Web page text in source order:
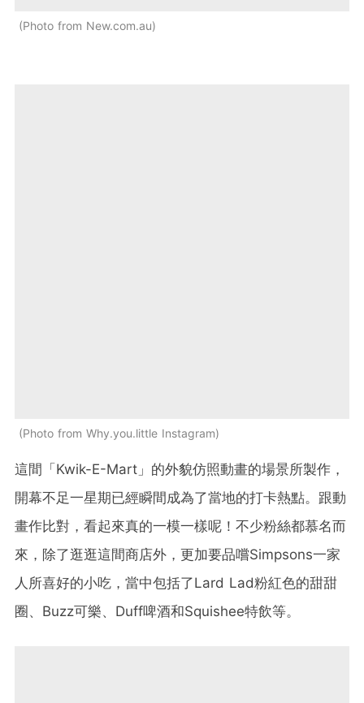
Photo from New.com.au
Photo from Why.you.little Instagram
這間「Kwik-E-Mart」的外貌仿照動畫的場景所製作，
開幕不足一星期已經瞬間成為了當地的打卡熱點。跟動
畫作比對，看起來真的一模一樣呢！不少粉絲都慕名而
來，除了逛逛這間商店外，更加要品嚐Simpsons一家
人所喜好的小吃，當中包括了Lard Lad粉紅色的甜甜
圈、Buzz可樂、Duff啤酒和Squishee特飲等。